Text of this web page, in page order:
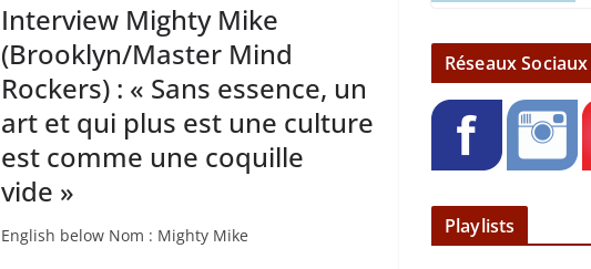
Interview Mighty Mike
(Brooklyn/Master Mind
Rockers) : « Sans essence, un
art et qui plus est une culture
est comme une coquille
vide »
English below Nom : Mighty Mike
Réseaux Sociaux
Playlists